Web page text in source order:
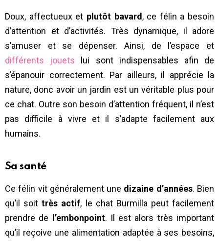
Doux, affectueux et plutôt bavard , ce félin a besoin
d’attention et d’activités. Très dynamique, il adore
s’amuser et se dépenser. Ainsi, de l’espace et
différents jouets lui sont indispensables afin de
s’épanouir correctement. Par ailleurs, il apprécie la
nature, donc avoir un jardin est un véritable plus pour
ce chat. Outre son besoin d’attention fréquent, il n’est
pas difficile à vivre et il s’adapte facilement aux
humains.
Sa santé
Ce félin vit généralement une dizaine d’années. Bien
qu’il soit très actif, le chat Burmilla peut facilement
prendre de
l’embonpoint. Il est alors très important
qu’il reçoive une alimentation adaptée à ses besoins,